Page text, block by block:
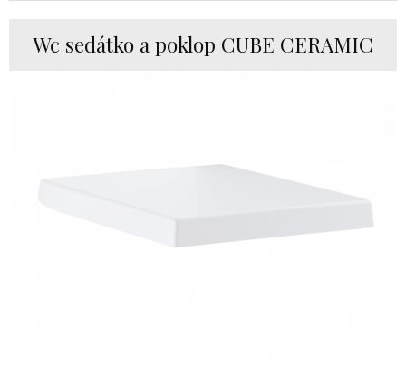
Wc sedátko a poklop CUBE CERAMIC